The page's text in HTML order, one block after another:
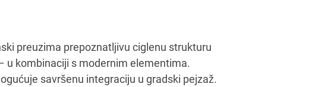
preuzima prepoznatljivu ciglenu strukturu
u kombinaciji s modernim elementima.
savršenu integraciju u gradski pejzaž.